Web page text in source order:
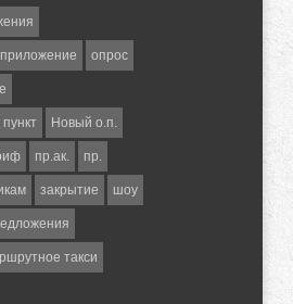
приложение опрос
Новый о.п.
пр.ак. пр.
закрытие шоу
такси